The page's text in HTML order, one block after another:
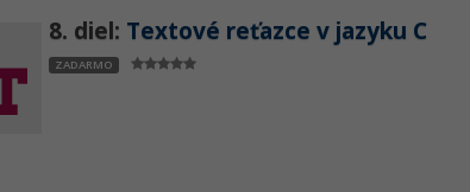
8. diel: Textové reťazce v jazyku C
ZADARMO